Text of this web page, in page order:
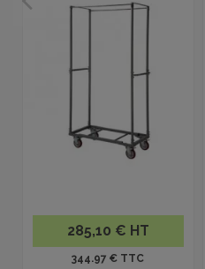
285,10 € HT
344.97 € TTC